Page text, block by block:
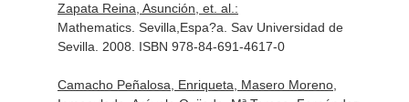
Zapata Reina, Asunción, et. al.:
Mathematics. Sevilla,Espa?a. Sav Universidad de
Sevilla. 2008. ISBN 978-84-691-4617-0
Camacho Peñalosa, Enriqueta, Masero Moreno,